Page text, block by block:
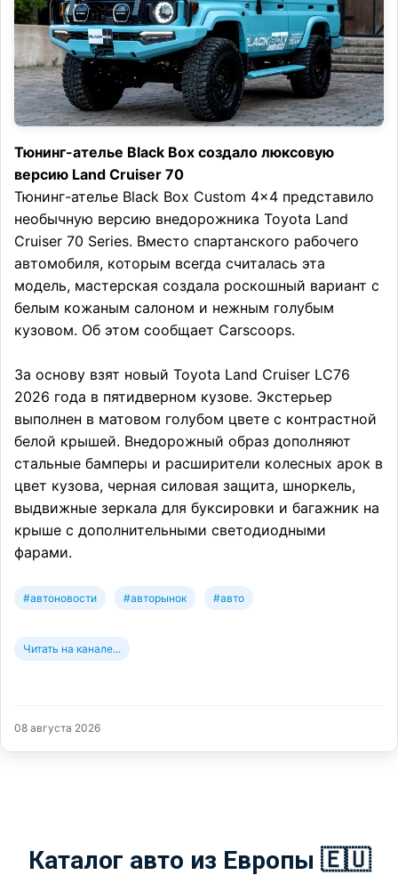
Тюнинг-ателье Black Box создало люксовую
версию Land Cruiser 70
Тюнинг-ателье Black Box Custom 4×4 представило
необычную версию внедорожника Toyota Land
Cruiser 70 Series. Вместо спартанского рабочего
автомобиля, которым всегда считалась эта
модель, мастерская создала роскошный вариант с
белым кожаным салоном и нежным голубым
кузовом. Об этом сообщает Carscoops.
За основу взят новый Toyota Land Cruiser LC76
2026 года в пятидверном кузове. Экстерьер
выполнен в матовом голубом цвете с контрастной
белой крышей. Внедорожный образ дополняют
стальные бамперы и расширители колесных арок в
цвет кузова, черная силовая защита, шноркель,
выдвижные зеркала для буксировки и багажник на
крыше с дополнительными светодиодными
фарами.
#автоновости #авторынок #авто
Читать на канале...
08 августа 2026
Каталог авто из Европы 🇪🇺